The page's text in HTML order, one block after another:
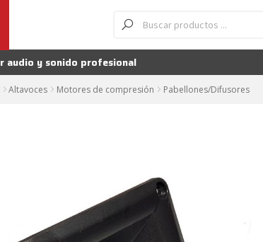
de
productos
audio y sonido profesional
Altavoces Motores de compresión Pabellones/Difusores